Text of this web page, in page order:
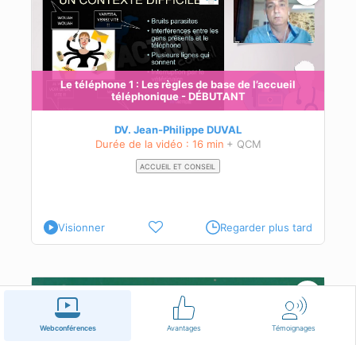
Webconférences Avantages Témoignages
Le téléphone 1 : Les règles de base de l’accueil
téléphonique - DÉBUTANT
DV. Jean-Philippe DUVAL
Durée de la vidéo : 16 min + QCM
ACCUEIL ET CONSEIL
Visionner Regarder plus tard